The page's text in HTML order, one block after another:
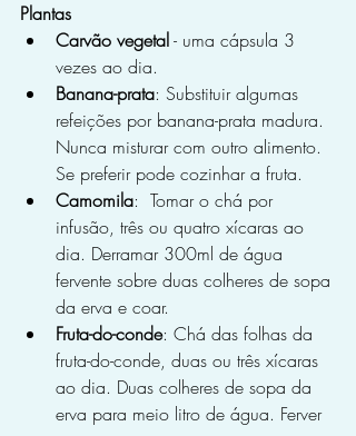
Plantas
Carvão vegetal - uma cápsula 3
vezes ao dia.
Banana-prata: Substituir algumas
refeições por banana-prata madura.
Nunca misturar com outro alimento.
Se preferir pode cozinhar a fruta.
Camomila:  Tomar o chá por
infusão, três ou quatro xícaras ao
dia. Derramar 300ml de água
fervente sobre duas colheres de sopa
da erva e coar.
Fruta-do-conde: Chá das folhas da
fruta-do-conde, duas ou três xícaras
ao dia.­ Duas colheres de sopa da
erva para meio litro de água. Ferver